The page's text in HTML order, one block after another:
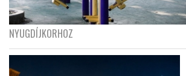
NYUGDÍJKORHOZ